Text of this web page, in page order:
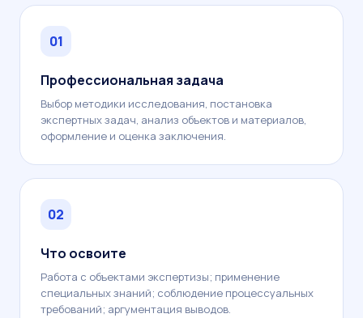
01
Профессиональная задача
Выбор методики исследования, постановка
экспертных задач, анализ объектов и материалов,
оформление и оценка заключения.
02
Что освоите
Работа с объектами экспертизы; применение
специальных знаний; соблюдение процессуальных
требований; аргументация выводов.